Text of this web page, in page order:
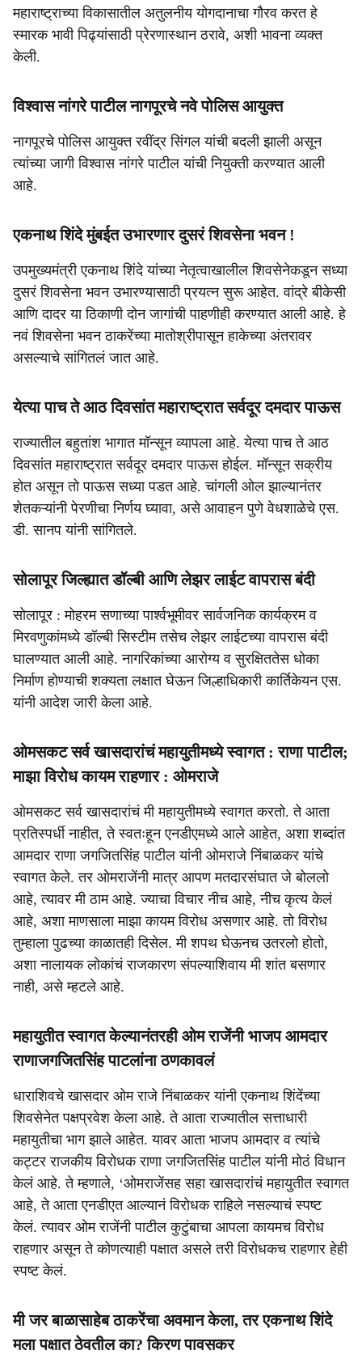
महाराष्ट्राच्या विकासातील अतुलनीय योगदानाचा गौरव करत हे
स्मारक भावी पिढ्यांसाठी प्रेरणास्थान ठरावे, अशी भावना व्यक्त
केली.
विश्वास नांगरे पाटील नागपूरचे नवे पोलिस आयुक्त
नागपूरचे पोलिस आयुक्त रवींद्र सिंगल यांची बदली झाली असून
त्यांच्या जागी विश्वास नांगरे पाटील यांची नियुक्ती करण्यात आली
आहे.
एकनाथ शिंदे मुंबईत उभारणार दुसरं शिवसेना भवन !
उपमुख्यमंत्री एकनाथ शिंदे यांच्या नेतृत्वाखालील शिवसेनेकडून सध्या
दुसरं शिवसेना भवन उभारण्यासाठी प्रयत्न सुरू आहेत. वांद्रे बीकेसी
आणि दादर या ठिकाणी दोन जागांची पाहणीही करण्यात आली आहे. हे
नवं शिवसेना भवन ठाकरेंच्या मातोश्रीपासून हाकेच्या अंतरावर
असल्याचे सांगितलं जात आहे.
येत्या पाच ते आठ दिवसांत महाराष्ट्रात सर्वदूर दमदार पाऊस
राज्यातील बहुतांश भागात मॉन्सून व्यापला आहे. येत्या पाच ते आठ
दिवसांत महाराष्ट्रात सर्वदूर दमदार पाऊस होईल. मॉन्सून सक्रीय
होत असून तो पाऊस सध्या पडत आहे. चांगली ओल झाल्यानंतर
शेतकऱ्यांनी पेरणीचा निर्णय घ्यावा, असे आवाहन पुणे वेधशाळेचे एस.
डी. सानप यांनी सांगितले.
सोलापूर जिल्ह्यात डॉल्बी आणि लेझर लाईट वापरास बंदी
सोलापूर : मोहरम सणाच्या पार्श्वभूमीवर सार्वजनिक कार्यक्रम व
मिरवणुकांमध्ये डॉल्बी सिस्टीम तसेच लेझर लाईटच्या वापरास बंदी
घालण्यात आली आहे. नागरिकांच्या आरोग्य व सुरक्षिततेस धोका
निर्माण होण्याची शक्यता लक्षात घेऊन जिल्हाधिकारी कार्तिकेयन एस.
यांनी आदेश जारी केला आहे.
ओमसकट सर्व खासदारांचं महायुतीमध्ये स्वागत : राणा पाटील;
माझा विरोध कायम राहणार : ओमराजे
ओमसकट सर्व खासदारांचं मी महायुतीमध्ये स्वागत करतो. ते आता
प्रतिस्पर्धी नाहीत, ते स्वतःहून एनडीएमध्ये आले आहेत, अशा शब्दांत
आमदार राणा जगजितसिंह पाटील यांनी ओमराजे निंबाळकर यांचे
स्वागत केले. तर ओमराजेंनी मात्र आपण मतदारसंघात जे बोललो
आहे, त्यावर मी ठाम आहे. ज्याचा विचार नीच आहे, नीच कृत्य केलं
आहे, अशा माणसाला माझा कायम विरोध असणार आहे. तो विरोध
तुम्हाला पुढच्या काळातही दिसेल. मी शपथ घेऊनच उतरलो होतो,
अशा नालायक लोकांचं राजकारण संपल्याशिवाय मी शांत बसणार
नाही, असे म्हटले आहे.
महायुतीत स्वागत केल्यानंतरही ओम राजेंनी भाजप आमदार
राणाजगजितसिंह पाटलांना ठणकावलं
धाराशिवचे खासदार ओम राजे निंबाळकर यांनी एकनाथ शिंदेंच्या
शिवसेनेत पक्षप्रवेश केला आहे. ते आता राज्यातील सत्ताधारी
महायुतीचा भाग झाले आहेत. यावर आता भाजप आमदार व त्यांचे
कट्टर राजकीय विरोधक राणा जगजितसिंह पाटील यांनी मोठं विधान
केलं आहे. ते म्हणाले, ‘ओमराजेंसह सहा खासदारांचं महायुतीत स्वागत
आहे, ते आता एनडीएत आल्यानं विरोधक राहिले नसल्याचं स्पष्ट
केलं. त्यावर ओम राजेंनी पाटील कुटुंबाचा आपला कायमच विरोध
राहणार असून ते कोणत्याही पक्षात असले तरी विरोधकच राहणार हेही
स्पष्ट केलं.
मी जर बाळासाहेब ठाकरेंचा अवमान केला, तर एकनाथ शिंदे
मला पक्षात ठेवतील का? किरण पावसकर